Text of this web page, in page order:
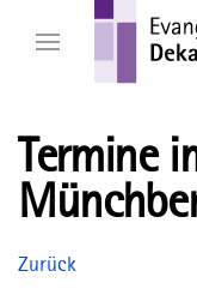
Termine
Zurück